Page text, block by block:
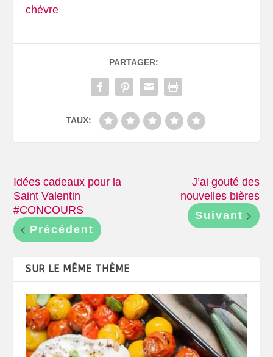
chèvre
PARTAGER:
TAUX:
Idées cadeaux pour la
Saint Valentin
#CONCOURS
Précédent
J’ai gouté des
nouvelles bières
Suivant
SUR LE MÊME THÈME